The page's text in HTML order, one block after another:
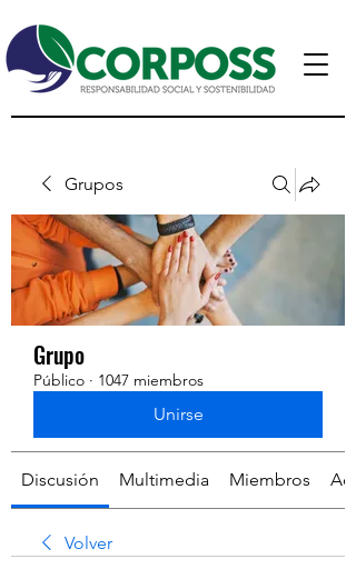
Grupos
Grupo
Público · 1047 miembros
Unirse
Discusión Multimedia Miembros
Volver